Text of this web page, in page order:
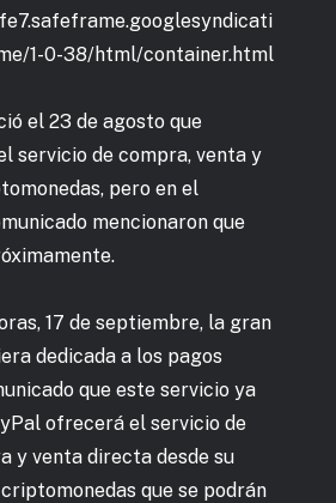
1-0-38/html/container.html
el 23 de agosto que
servicio de compra, venta y
pero en el
mencionaron que
17 de septiembre, la gran
dedicada a los pagos
que este servicio ya
ofrecerá el servicio de
y venta directa desde su
que se podrán